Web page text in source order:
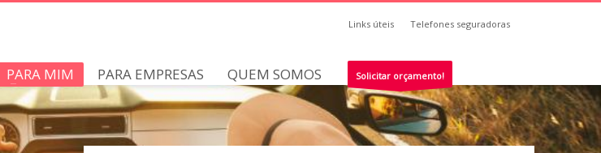
Links úteis Telefones seguradoras
PARA MIM PARA EMPRESAS QUEM SOMOS Solicitar orçamento!